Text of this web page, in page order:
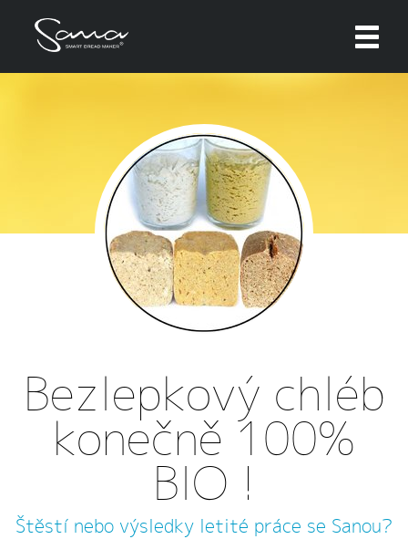
Bezlepkový chléb
konečně 100%
BIO !
Štěstí nebo výsledky letité práce se Sanou?
Technické cookies
Technické cookies jsou nezbytné pro správné
fungování webu a všech funkcí, které nabízí.
Nepožadujeme Váš souhlas s využitím
technických cookies na našem webu. Z tohoto
důvodu technické cookies nemohou být
individuálně deaktivovány nebo aktivovány.
Analytické cookies nám umožňují měření
výkonu našeho webu a našich reklamních
kampaní. Jejich pomocí určujeme počet návštěv
a zdroje návštěv našich internetových stránek.
Data získaná pomocí těchto cookies
zpracováváme souhrnně, bez použití
identifikátorů, které ukazují na konkrétní
uživatele našeho webu.
Reklamní cookies